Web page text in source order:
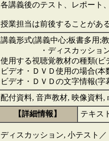
各講義後のテスト、レポート
授業担当は前後することがあ
講義形式(講義中心;板書多用;
・ディスカッション・デ
使用する視聴覚教材の種類(
ビデオ・ＤＶＤ使用の場合(
ビデオ・ＤＶＤの文字情報(
配付資料, 音声教材, 映像資料,
【詳細情報】
テキス
ディスカッション, 小テスト／